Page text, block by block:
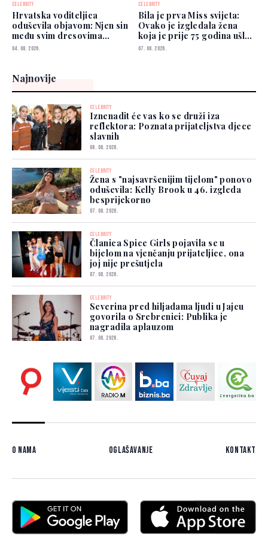
CELEBRITY
Hrvatska voditeljica
oduševila objavom: Njen sin
među svim dresovima
izabrao Zmajeve
04. 08. 2026.
CELEBRITY
Bila je prva Miss svijeta:
Ovako je izgledala žena
koja je prije 75 godina ušla
u historiju
07. 08. 2026.
Najnovije
CELEBRITY
Iznenadit će vas ko se druži iza
reflektora: Poznata prijateljstva djece
slavnih
08. 08. 2026.
CELEBRITY
Žena s "najsavršenijim tijelom" ponovo
oduševila: Kelly Brook u 46. izgleda
besprijekorno
07. 08. 2026.
CELEBRITY
Članica Spice Girls pojavila se u
bijelom na vjenčanju prijateljice, ona
joj nije prešutjela
07. 08. 2026.
CELEBRITY
Severina pred hiljadama ljudi u Jajcu
govorila o Srebrenici: Publika je
nagradila aplauzom
07. 08. 2026.
O nama Oglašavanje Kontakt